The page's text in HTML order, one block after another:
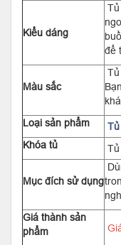
Kiểu dáng
để
Màu sắc
Loại sản phẩm
Khóa tủ
Mục đích sử dụng
Giá thành sản
phẩm